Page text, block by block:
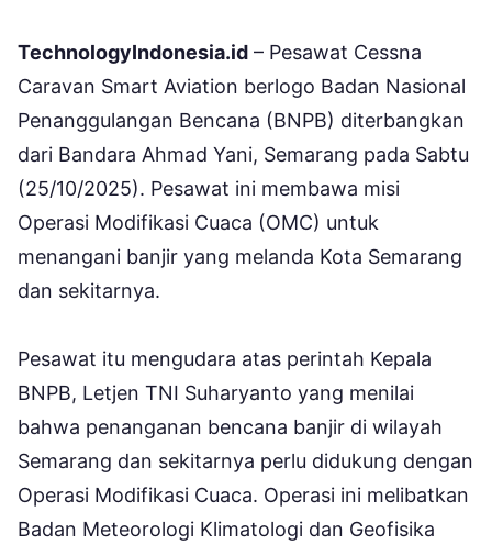
TechnologyIndonesia.id – Pesawat Cessna
Caravan Smart Aviation berlogo Badan Nasional
Penanggulangan Bencana (BNPB) diterbangkan
dari Bandara Ahmad Yani, Semarang pada Sabtu
(25/10/2025). Pesawat ini membawa misi
Operasi Modifikasi Cuaca (OMC) untuk
menangani banjir yang melanda Kota Semarang
dan sekitarnya.
Pesawat itu mengudara atas perintah Kepala
BNPB, Letjen TNI Suharyanto yang menilai
bahwa penanganan bencana banjir di wilayah
Semarang dan sekitarnya perlu didukung dengan
Operasi Modifikasi Cuaca. Operasi ini melibatkan
Badan Meteorologi Klimatologi dan Geofisika